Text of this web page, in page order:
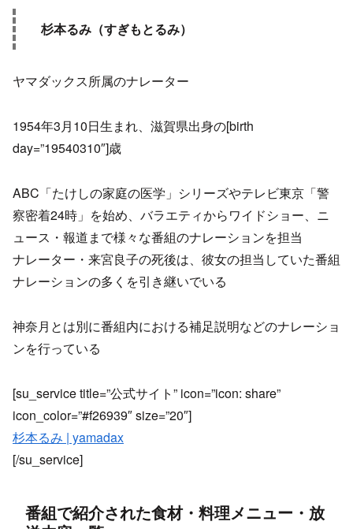
杉本るみ（すぎもとるみ）
ヤマダックス所属のナレーター
1954年3月10日生まれ、滋賀県出身の[birth
day=”19540310″]歳
ABC「たけしの家庭の医学」シリーズやテレビ東京「警
察密着24時」を始め、バラエティからワイドショー、ニ
ュース・報道まで様々な番組のナレーションを担当
ナレーター・来宮良子の死後は、彼女の担当していた番組
ナレーションの多くを引き継いでいる
神奈月とは別に番組内における補足説明などのナレーショ
ンを行っている
[su_service title=”公式サイト” icon=”icon: share”
icon_color=”#f26939″ size=”20″]
杉本るみ | yamadax
[/su_service]
番組で紹介された食材・料理メニュー・放